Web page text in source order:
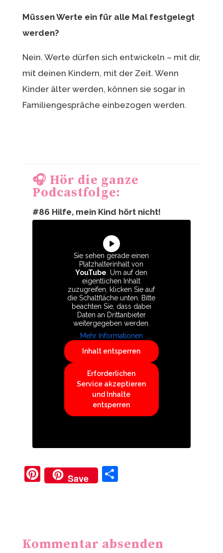
Müssen Werte ein für alle Mal festgelegt
werden?
Nein. Werte dürfen sich entwickeln – mit dir,
mit deinen Kindern, mit der Zeit. Wenn
Kinder älter werden, können sie sogar in
Familiengespräche einbezogen werden.
🎧 Hör die ganze
Podcastfolge:
#86 Hilfe, mein Kind hört nicht!
Sie sehen gerade einen
Platzhalterinhalt von
YouTube. Um auf den
eigentlichen Inhalt
zuzugreifen, klicken Sie auf
die Schaltfläche unten. Bitte
beachten Sie, dass dabei
Daten an Drittanbieter
weitergegeben werden.
Mehr Informationen
Inhalt entsperren
Erforderlichen
Service akzeptieren
und Inhalte
entsperren
Pi
nt
st
Save
T
Kommentar absenden